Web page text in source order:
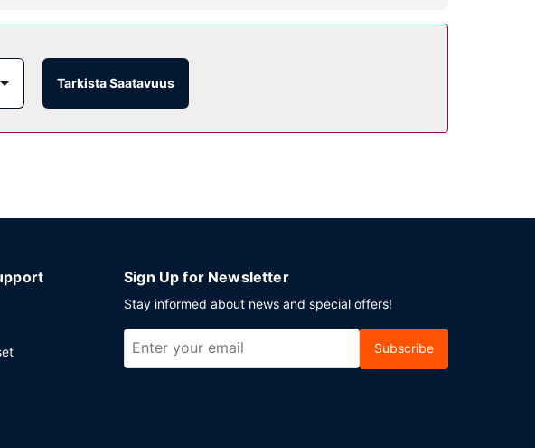
henkilökunta.
Tarkista Saatavuus
Sign Up for Newsletter
Stay informed about news and special offers!
Subscribe